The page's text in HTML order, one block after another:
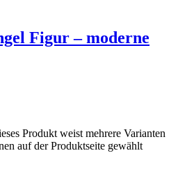
Figur – moderne
Produkt weist mehrere Varianten
auf der Produktseite gewählt